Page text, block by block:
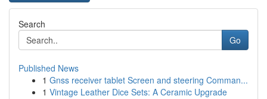
Search
Go
Published News
1 Gnss receiver tablet Screen and steering Comman...
1 Vintage Leather Dice Sets: A Ceramic Upgrade